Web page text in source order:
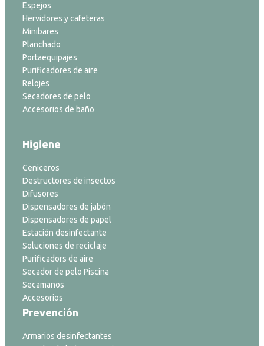
Espejos
Hervidores y cafeteras
Minibares
Planchado
Portaequipajes
Purificadores de aire
Relojes
Secadores de pelo
Accesorios de baño
Higiene
Ceniceros
Destructores de insectos
Difusores
Dispensadores de jabón
Dispensadores de papel
Estación desinfectante
Soluciones de reciclaje
Purificadors de aire
Secador de pelo Piscina
Secamanos
Accesorios
Prevención
Armarios desinfectantes